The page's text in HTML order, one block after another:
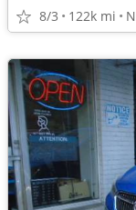
8/3 122k mi